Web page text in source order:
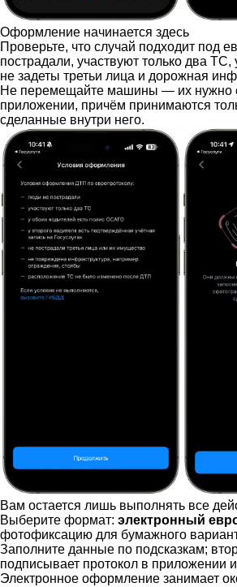
Оформление начинается здесь
Проверьте, что случай подходит под
пострадали, участвуют только два
не задеты третьи лица и дорожная
Не перемещайте машины — их нужно
приложении, причём принимаются
сделанные внутри него.
Вам остается лишь выполнять все
Выберите формат: электронный
фотофиксацию для бумажного
Заполните данные по подсказкам;
подписывает протокол в приложении
Электронное оформление занимает